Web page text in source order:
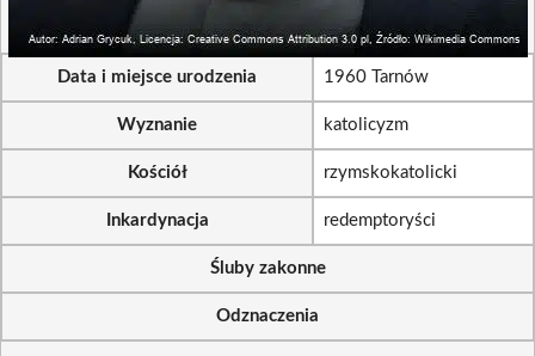
Data i miejsce urodzenia 1960 Tarnów
Wyznanie katolicyzm
Kościół rzymskokatolicki
Inkardynacja redemptoryści
Śluby zakonne
Odznaczenia